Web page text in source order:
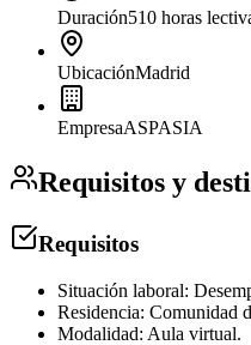
Duración510 horas
UbicaciónMadrid
EmpresaASPASIA
Requisitos y
Requisitos
Situación laboral:
Residencia: Comunidad
Modalidad: Aula virtual.